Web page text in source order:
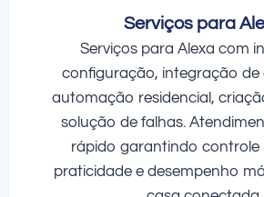
Serviços para
Serviços para Alexa com
configuração, integração de
automação residencial,
solução de falhas.
rápido garantindo controle
praticidade e desempenho